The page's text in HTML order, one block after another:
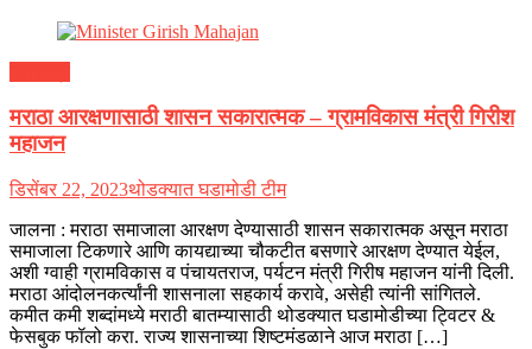
मराठा आरक्षणासाठी शासन सकारात्मक – ग्रामविकास मंत्री गिरीश
महाजन
डिसेंबर 22, 2023थोडक्यात घडामोडी टीम
जालना : मराठा समाजाला आरक्षण देण्यासाठी शासन सकारात्मक असून मराठा
समाजाला टिकणारे आणि कायद्याच्या चौकटीत बसणारे आरक्षण देण्यात येईल,
अशी ग्वाही ग्रामविकास व पंचायतराज, पर्यटन मंत्री गिरीष महाजन यांनी दिली.
मराठा आंदोलनकर्त्यांनी शासनाला सहकार्य करावे, असेही त्यांनी सांगितले.
कमीत कमी शब्दांमध्ये मराठी बातम्यासाठी थोडक्यात घडामोडीच्या ट्विटर &
फेसबुक फॉलो करा. राज्य शासनाच्या शिष्टमंडळाने आज मराठा […]